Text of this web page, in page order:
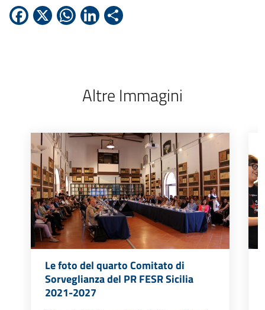
Facebook
X WhatsApp
LinkedIn
Altre Immagini
Le foto del quarto Comitato di
Sorveglianza del PR FESR Sicilia
2021-2027